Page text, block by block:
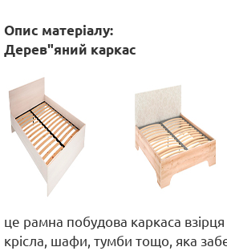
Опис матеріалу:
Дерев"яний каркас
це рамна побудова каркаса взірця
крісла, шафи, тумби тощо, яка